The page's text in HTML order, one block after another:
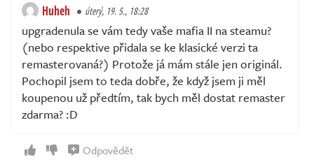
Huheh úterý, 19. 5., 18:28
upgradenula se vám tedy vaše mafia II na steamu?
(nebo respektive přidala se ke klasické verzi ta
remasterovaná?) Protože já mám stále jen originál.
Pochopil jsem to teda dobře, že když jsem ji měl
koupenou už předtím, tak bych měl dostat remaster
zdarma? :D
Odpovědět